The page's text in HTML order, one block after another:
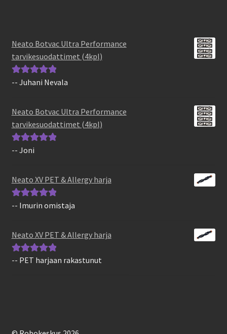
Neato Botvac Ultra Performance
tarvikesuodattimet (4kpl)
Arvostelu
-- Juhani Nevala
Neato Botvac Ultra Performance
tarvikesuodattimet (4kpl)
Arvostelu
-- Joni
Neato XV PET & Allergy harja
Arvostelu
-- Imurin omistaja
Neato XV PET & Allergy harja
Arvostelu
-- PET harjaan rakastunut